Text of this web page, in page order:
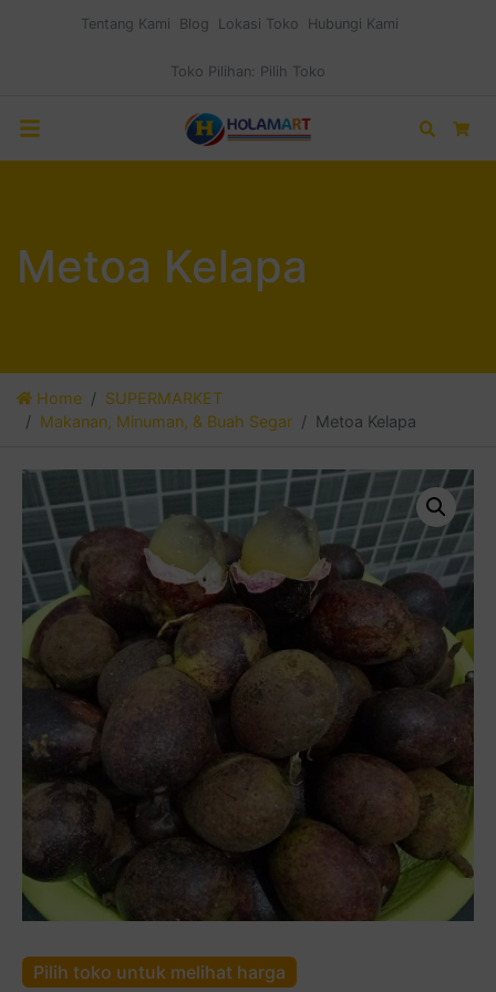
Tentang Kami Blog Lokasi Toko Hubungi Kami
Toko Pilihan: Pilih Toko
Search
Metoa Kelapa
Home
SUPERMARKET
Makanan, Minuman, & Buah Segar
Metoa Kelapa
Pilih toko untuk melihat harga